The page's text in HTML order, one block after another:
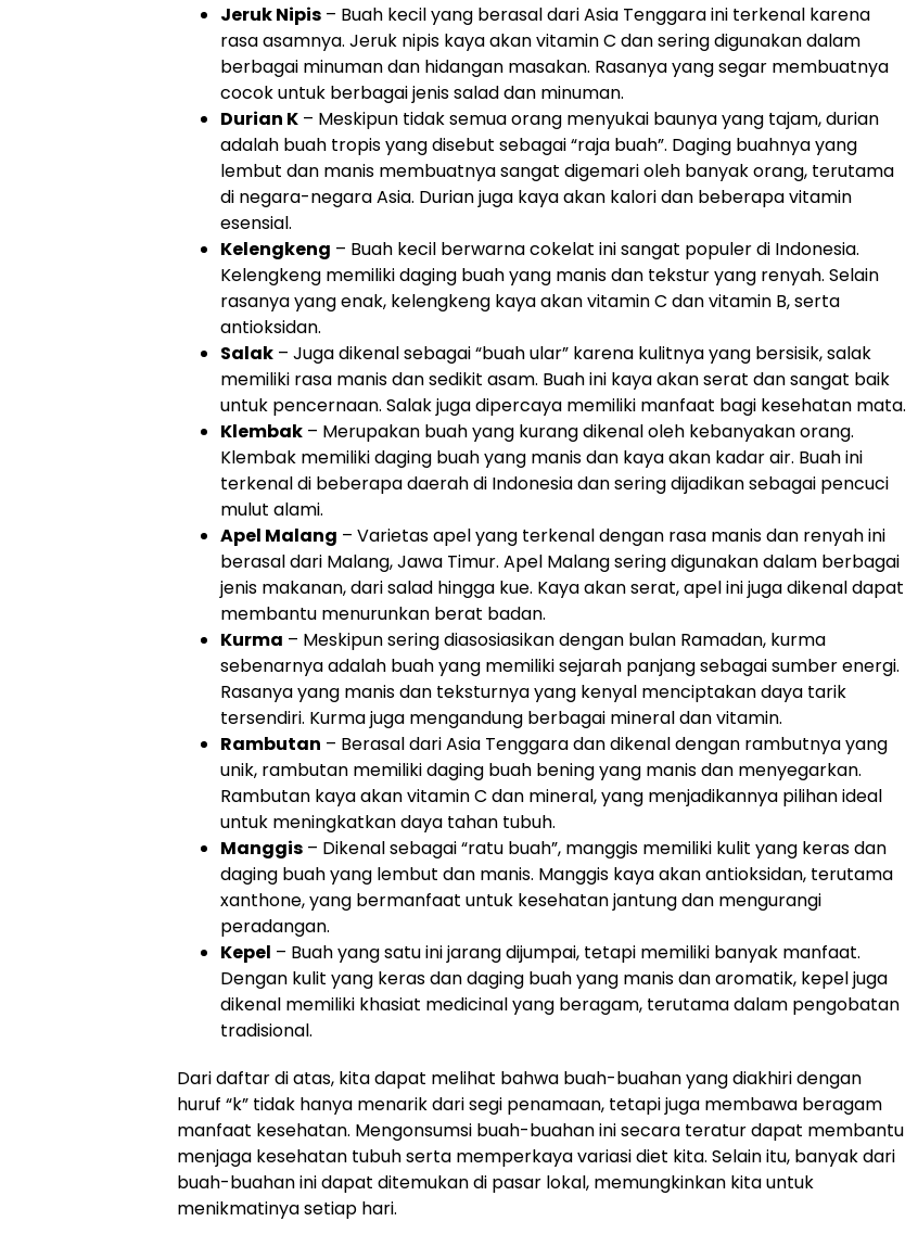
Jeruk Nipis – Buah kecil yang berasal dari Asia Tenggara ini terkenal karena
rasa asamnya. Jeruk nipis kaya akan vitamin C dan sering digunakan dalam
berbagai minuman dan hidangan masakan. Rasanya yang segar membuatnya
cocok untuk berbagai jenis salad dan minuman.
Durian K – Meskipun tidak semua orang menyukai baunya yang tajam, durian
adalah buah tropis yang disebut sebagai “raja buah”. Daging buahnya yang
lembut dan manis membuatnya sangat digemari oleh banyak orang, terutama
di negara-negara Asia. Durian juga kaya akan kalori dan beberapa vitamin
esensial.
Kelengkeng – Buah kecil berwarna cokelat ini sangat populer di Indonesia.
Kelengkeng memiliki daging buah yang manis dan tekstur yang renyah. Selain
rasanya yang enak, kelengkeng kaya akan vitamin C dan vitamin B, serta
antioksidan.
Salak – Juga dikenal sebagai “buah ular” karena kulitnya yang bersisik, salak
memiliki rasa manis dan sedikit asam. Buah ini kaya akan serat dan sangat baik
untuk pencernaan. Salak juga dipercaya memiliki manfaat bagi kesehatan mata.
Klembak – Merupakan buah yang kurang dikenal oleh kebanyakan orang.
Klembak memiliki daging buah yang manis dan kaya akan kadar air. Buah ini
terkenal di beberapa daerah di Indonesia dan sering dijadikan sebagai pencuci
mulut alami.
Apel Malang – Varietas apel yang terkenal dengan rasa manis dan renyah ini
berasal dari Malang, Jawa Timur. Apel Malang sering digunakan dalam berbagai
jenis makanan, dari salad hingga kue. Kaya akan serat, apel ini juga dikenal dapat
membantu menurunkan berat badan.
Kurma – Meskipun sering diasosiasikan dengan bulan Ramadan, kurma
sebenarnya adalah buah yang memiliki sejarah panjang sebagai sumber energi.
Rasanya yang manis dan teksturnya yang kenyal menciptakan daya tarik
tersendiri. Kurma juga mengandung berbagai mineral dan vitamin.
Rambutan – Berasal dari Asia Tenggara dan dikenal dengan rambutnya yang
unik, rambutan memiliki daging buah bening yang manis dan menyegarkan.
Rambutan kaya akan vitamin C dan mineral, yang menjadikannya pilihan ideal
untuk meningkatkan daya tahan tubuh.
Manggis – Dikenal sebagai “ratu buah”, manggis memiliki kulit yang keras dan
daging buah yang lembut dan manis. Manggis kaya akan antioksidan, terutama
xanthone, yang bermanfaat untuk kesehatan jantung dan mengurangi
peradangan.
Kepel – Buah yang satu ini jarang dijumpai, tetapi memiliki banyak manfaat.
Dengan kulit yang keras dan daging buah yang manis dan aromatik, kepel juga
dikenal memiliki khasiat medicinal yang beragam, terutama dalam pengobatan
tradisional.
Dari daftar di atas, kita dapat melihat bahwa buah-buahan yang diakhiri dengan
huruf “k” tidak hanya menarik dari segi penamaan, tetapi juga membawa beragam
manfaat kesehatan. Mengonsumsi buah-buahan ini secara teratur dapat membantu
menjaga kesehatan tubuh serta memperkaya variasi diet kita. Selain itu, banyak dari
buah-buahan ini dapat ditemukan di pasar lokal, memungkinkan kita untuk
menikmatinya setiap hari.